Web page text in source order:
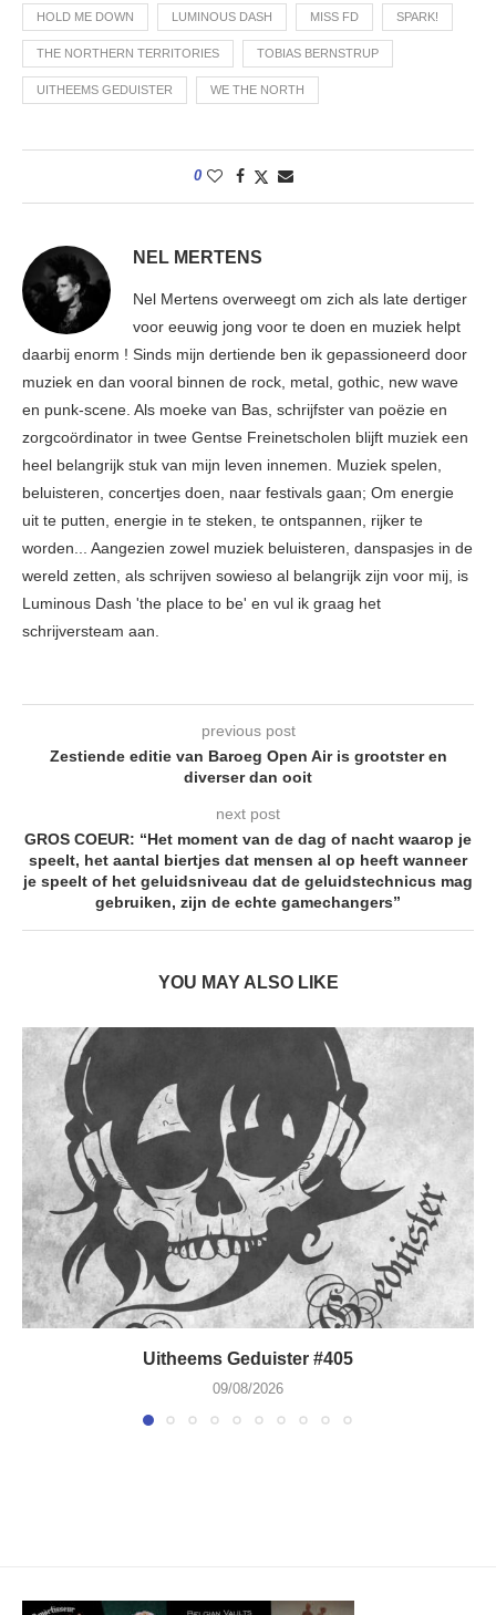
HOLD ME DOWN LUMINOUS DASH MISS FD SPARK!
THE NORTHERN TERRITORIES TOBIAS BERNSTRUP
UITHEEMS GEDUISTER WE THE NORTH
0
NEL MERTENS
Nel Mertens overweegt om zich als late dertiger
voor eeuwig jong voor te doen en muziek helpt
daarbij enorm ! Sinds mijn dertiende ben ik gepassioneerd door
muziek en dan vooral binnen de rock, metal, gothic, new wave
en punk-scene. Als moeke van Bas, schrijfster van poëzie en
zorgcoördinator in twee Gentse Freinetscholen blijft muziek een
heel belangrijk stuk van mijn leven innemen. Muziek spelen,
beluisteren, concertjes doen, naar festivals gaan; Om energie
uit te putten, energie in te steken, te ontspannen, rijker te
worden... Aangezien zowel muziek beluisteren, danspasjes in de
wereld zetten, als schrijven sowieso al belangrijk zijn voor mij, is
Luminous Dash 'the place to be' en vul ik graag het
schrijversteam aan.
previous post
Zestiende editie van Baroeg Open Air is grootster en
diverser dan ooit
next post
GROS COEUR: “Het moment van de dag of nacht waarop je
speelt, het aantal biertjes dat mensen al op heeft wanneer
je speelt of het geluidsniveau dat de geluidstechnicus mag
gebruiken, zijn de echte gamechangers”
YOU MAY ALSO LIKE
Uitheems Geduister #405
09/08/2026